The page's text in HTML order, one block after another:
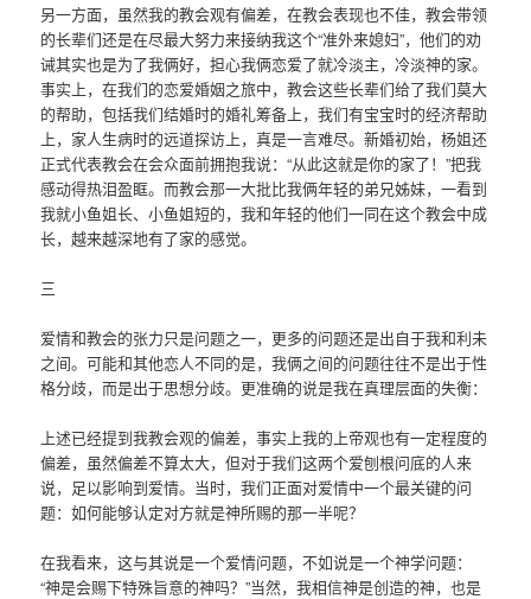
另一方面，虽然我的教会观有偏差，在教会表现也不佳，教会带领
的长辈们还是在尽最大努力来接纳我这个“准外来媳妇”，他们的劝
诫其实也是为了我俩好，担心我俩恋爱了就冷淡主，冷淡神的家。
事实上，在我们的恋爱婚姻之旅中，教会这些长辈们给了我们莫大
的帮助，包括我们结婚时的婚礼筹备上，我们有宝宝时的经济帮助
上，家人生病时的远道探访上，真是一言难尽。新婚初始，杨姐还
正式代表教会在会众面前拥抱我说：“从此这就是你的家了！”把我
感动得热泪盈眶。而教会那一大批比我俩年轻的弟兄姊妹，一看到
我就小鱼姐长、小鱼姐短的，我和年轻的他们一同在这个教会中成
长，越来越深地有了家的感觉。
三
爱情和教会的张力只是问题之一，更多的问题还是出自于我和利未
之间。可能和其他恋人不同的是，我俩之间的问题往往不是出于性
格分歧，而是出于思想分歧。更准确的说是我在真理层面的失衡：
上述已经提到我教会观的偏差，事实上我的上帝观也有一定程度的
偏差，虽然偏差不算太大，但对于我们这两个爱刨根问底的人来
说，足以影响到爱情。当时，我们正面对爱情中一个最关键的问
题：如何能够认定对方就是神所赐的那一半呢？
在我看来，这与其说是一个爱情问题，不如说是一个神学问题：
“神是会赐下特殊旨意的神吗？”当然，我相信神是创造的神，也是